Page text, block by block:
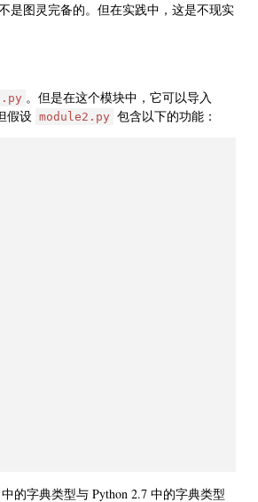
是图灵完备的。但在实践中，这是不现实
。但是在这个模块中，它可以导入
假设 module2.py 包含以下的功能：
的字典类型与 Python 2.7 中的字典类型